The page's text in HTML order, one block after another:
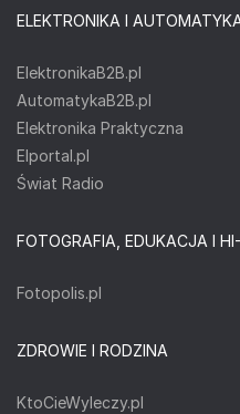
ELEKTRONIKA I
ElektronikaB2B.pl
AutomatykaB2B.pl
Elektronika Praktyczna
Elportal.pl
Świat Radio
FOTOGRAFIA, EDUKACJA I
Fotopolis.pl
ZDROWIE I RODZINA
KtoCieWyleczy.pl